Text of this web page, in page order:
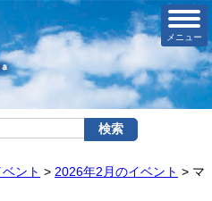
メニュー
ベント > 2026年2月のイベント > マ